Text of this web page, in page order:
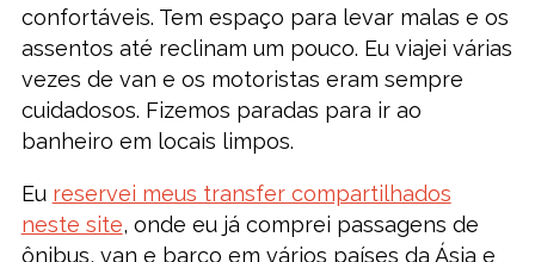
confortáveis. Tem espaço para levar malas e os
assentos até reclinam um pouco. Eu viajei várias
vezes de van e os motoristas eram sempre
cuidadosos. Fizemos paradas para ir ao
banheiro em locais limpos.
Eu reservei meus transfer compartilhados
neste site, onde eu já comprei passagens de
ônibus, van e barco em vários países da Ásia e